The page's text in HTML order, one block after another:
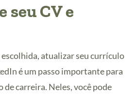
seu CV e
escolhida, atualizar seu currículo
é um passo importante para
de carreira. Neles, você pode